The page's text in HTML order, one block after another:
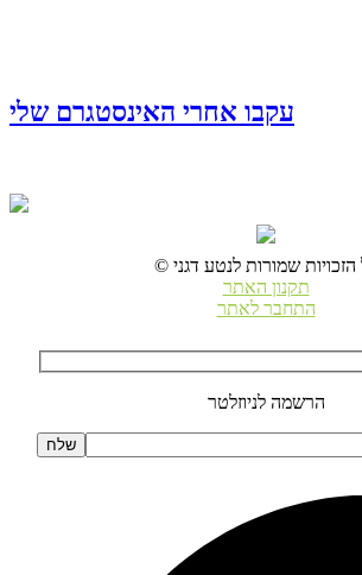
עקבו אחרי האינסטגרם שלי
הזכויות שמורות לנטע דגני
תקנון האתר
התחבר לאתר
הרשמה לניוזלטר